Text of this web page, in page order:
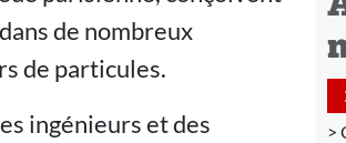
de nombreux
de particules.
ingénieurs et des